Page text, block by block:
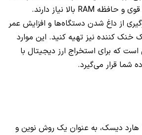
یک کامپیوتر با پردازنده قوی و حافظه RAM بالا نیاز دارند.
از داغ شدن دستگاه‌ها و افزایش عمر
کننده نیز تهیه کنید. این موارد
که برای استخراج ارز دیجیتال با
شما قرار می‌گیرد.
هارد دیسک، به عنوان یک روش نوین و